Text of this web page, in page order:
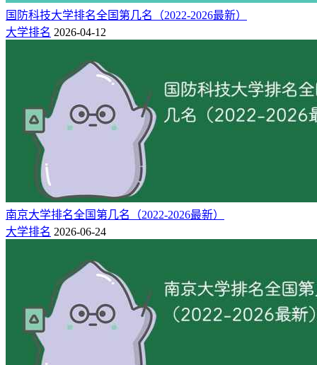
国防科技大学排名全国第几名（2022-2026最新）
大学排名 2026-04-12
南京大学排名全国第几名（2022-2026最新）
大学排名 2026-06-24